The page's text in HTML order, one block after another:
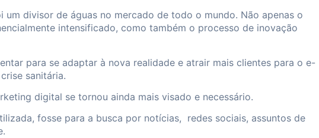
divisor de águas no mercado de todo o mundo. Não apenas o
intensificado, como também o processo de inovação
para se adaptar à nova realidade e atrair mais clientes para o e-
sanitária.
digital se tornou ainda mais visado e necessário.
fosse para a busca por notícias, redes sociais, assuntos de